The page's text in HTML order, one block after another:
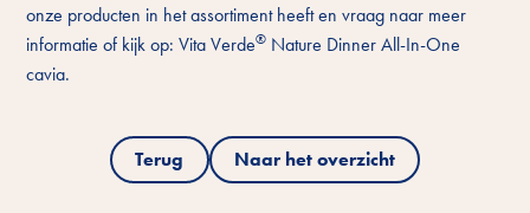
onze producten in het assortiment heeft en vraag naar meer
informatie of kijk op: Vita Verde® Nature Dinner All-In-One
cavia.
Terug Naar het overzicht